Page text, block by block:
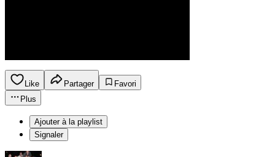
Like Partager
Favori
Plus
Ajouter à la playlist
Signaler